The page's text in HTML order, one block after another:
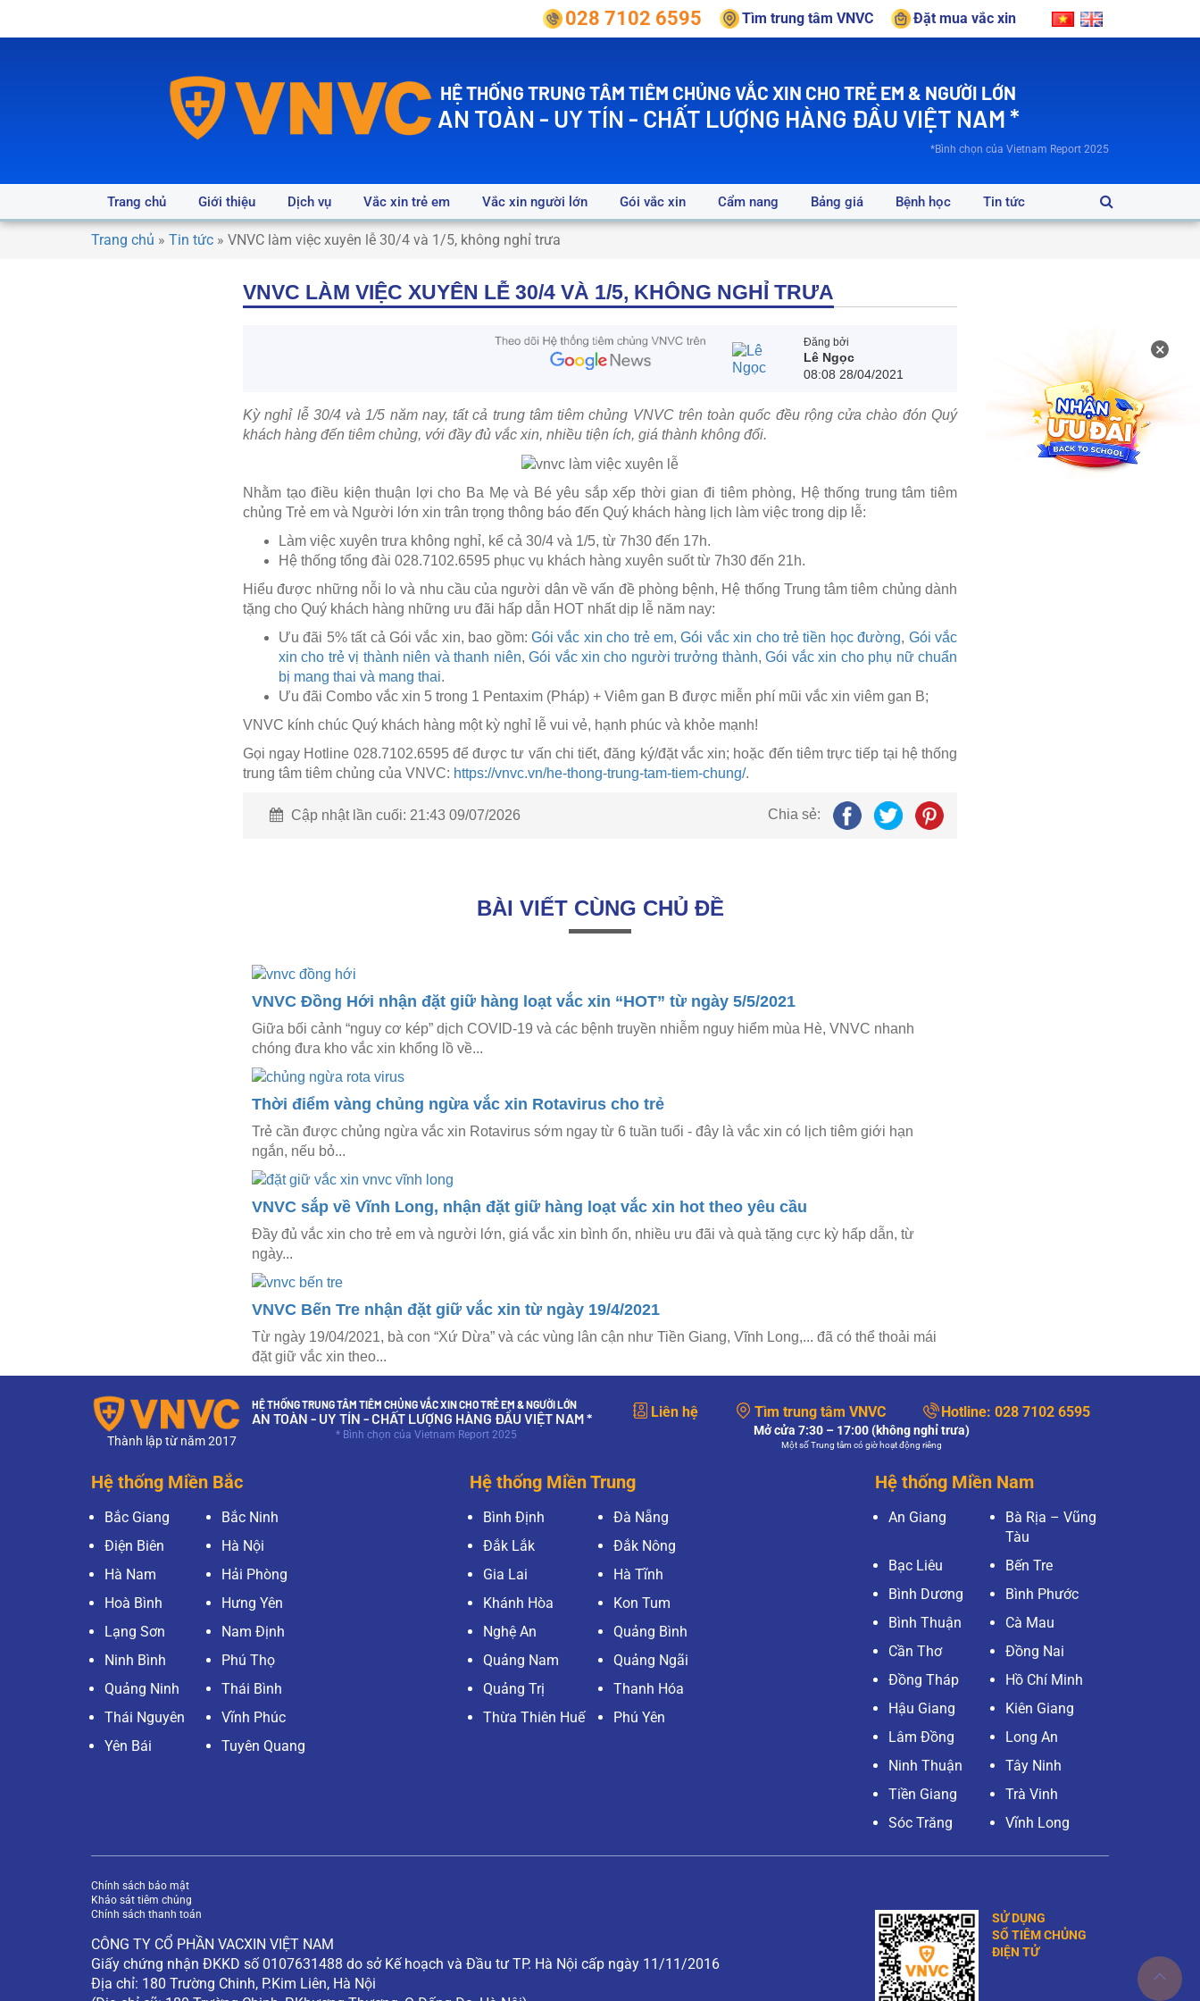
028 7102 6595 Tìm trung tâm VNVC Đặt mua vắc xin
HỆ THỐNG TRUNG TÂM TIÊM CHỦNG VẮC XIN CHO TRẺ EM & NGƯỜI LỚN
AN TOÀN - UY TÍN - CHẤT LƯỢNG HÀNG ĐẦU VIỆT NAM *
*Bình chọn của Vietnam Report 2025
Trang chủ Giới thiệu Dịch vụ Vắc xin trẻ em Vắc xin người lớn Gói vắc xin Cẩm nang Bảng giá Bệnh học Tin tức
Trang chủ » Tin tức » VNVC làm việc xuyên lễ 30/4 và 1/5, không nghỉ trưa
VNVC LÀM VIỆC XUYÊN LỄ 30/4 VÀ 1/5, KHÔNG NGHỈ TRƯA
Đăng bởi
Lê Ngọc
08:08 28/04/2021
Kỳ nghỉ lễ 30/4 và 1/5 năm nay, tất cả trung tâm tiêm chủng VNVC trên toàn quốc đều rộng cửa chào đón Quý
khách hàng đến tiêm chủng, với đầy đủ vắc xin, nhiều tiện ích, giá thành không đổi.
Nhằm tạo điều kiện thuận lợi cho Ba Mẹ và Bé yêu sắp xếp thời gian đi tiêm phòng, Hệ thống trung tâm tiêm
chủng Trẻ em và Người lớn xin trân trọng thông báo đến Quý khách hàng lịch làm việc trong dịp lễ:
Làm việc xuyên trưa không nghỉ, kể cả 30/4 và 1/5, từ 7h30 đến 17h.
Hệ thống tổng đài 028.7102.6595 phục vụ khách hàng xuyên suốt từ 7h30 đến 21h.
Hiểu được những nỗi lo và nhu cầu của người dân về vấn đề phòng bệnh, Hệ thống Trung tâm tiêm chủng dành
tặng cho Quý khách hàng những ưu đãi hấp dẫn HOT nhất dịp lễ năm nay:
Ưu đãi 5% tất cả Gói vắc xin, bao gồm: Gói vắc xin cho trẻ em,Gói vắc xin cho trẻ tiền học đường, Gói vắc
xin cho trẻ vị thành niên và thanh niên,Gói vắc xin cho người trưởng thành,Gói vắc xin cho phụ nữ chuẩn
bị mang thai và mang thai.
Ưu đãi Combo vắc xin 5 trong 1 Pentaxim (Pháp) + Viêm gan B được miễn phí mũi vắc xin viêm gan B;
VNVC kính chúc Quý khách hàng một kỳ nghỉ lễ vui vẻ, hạnh phúc và khỏe mạnh!
Gọi ngay Hotline 028.7102.6595 để được tư vấn chi tiết, đăng ký/đặt vắc xin; hoặc đến tiêm trực tiếp tại hệ thống
trung tâm tiêm chủng của VNVC: https://vnvc.vn/he-thong-trung-tam-tiem-chung/.
Cập nhật lần cuối: 21:43 09/07/2026 Chia sẻ:
BÀI VIẾT CÙNG CHỦ ĐỀ
VNVC Đồng Hới nhận đặt giữ hàng loạt vắc xin “HOT” từ ngày 5/5/2021
Giữa bối cảnh “nguy cơ kép” dịch COVID-19 và các bệnh truyền nhiễm nguy hiểm mùa Hè, VNVC nhanh
chóng đưa kho vắc xin khổng lồ về...
Thời điểm vàng chủng ngừa vắc xin Rotavirus cho trẻ
Trẻ cần được chủng ngừa vắc xin Rotavirus sớm ngay từ 6 tuần tuổi - đây là vắc xin có lịch tiêm giới hạn
ngắn, nếu bỏ...
VNVC sắp về Vĩnh Long, nhận đặt giữ hàng loạt vắc xin hot theo yêu cầu
Đầy đủ vắc xin cho trẻ em và người lớn, giá vắc xin bình ổn, nhiều ưu đãi và quà tặng cực kỳ hấp dẫn, từ
ngày...
VNVC Bến Tre nhận đặt giữ vắc xin từ ngày 19/4/2021
Từ ngày 19/04/2021, bà con “Xứ Dừa” và các vùng lân cận như Tiền Giang, Vĩnh Long,... đã có thể thoải mái
đặt giữ vắc xin theo...
Thành lập từ năm 2017
HỆ THỐNG TRUNG TÂM TIÊM CHỦNG VẮC XIN CHO TRẺ EM & NGƯỜI LỚN
AN TOÀN - UY TÍN - CHẤT LƯỢNG HÀNG ĐẦU VIỆT NAM *
* Bình chọn của Vietnam Report 2025
Liên hệ Tìm trung tâm VNVC Hotline: 028 7102 6595
Mở cửa 7:30 – 17:00 (không nghỉ trưa)
Một số Trung tâm có giờ hoạt động riêng
Hệ thống Miền Bắc
Bắc Giang
Bắc Ninh
Điện Biên
Hà Nội
Hà Nam
Hải Phòng
Hoà Bình
Hưng Yên
Lạng Sơn
Nam Định
Ninh Bình
Phú Thọ
Quảng Ninh
Thái Bình
Thái Nguyên
Vĩnh Phúc
Yên Bái
Tuyên Quang
Hệ thống Miền Trung
Bình Định
Đà Nẵng
Đắk Lắk
Đắk Nông
Gia Lai
Hà Tĩnh
Khánh Hòa
Kon Tum
Nghệ An
Quảng Bình
Quảng Nam
Quảng Ngãi
Quảng Trị
Thanh Hóa
Thừa Thiên Huế
Phú Yên
Hệ thống Miền Nam
An Giang
Bà Rịa – Vũng
Tàu
Bạc Liêu
Bến Tre
Bình Dương
Bình Phước
Bình Thuận
Cà Mau
Cần Thơ
Đồng Nai
Đồng Tháp
Hồ Chí Minh
Hậu Giang
Kiên Giang
Lâm Đồng
Long An
Ninh Thuận
Tây Ninh
Tiền Giang
Trà Vinh
Sóc Trăng
Vĩnh Long
Chính sách bảo mật
Khảo sát tiêm chủng
Chính sách thanh toán
CÔNG TY CỔ PHẦN VACXIN VIỆT NAM
Giấy chứng nhận ĐKKD số 0107631488 do sở Kế hoạch và Đầu tư TP. Hà Nội cấp ngày 11/11/2016
Địa chỉ: 180 Trường Chinh, P.Kim Liên, Hà Nội
SỬ DỤNG
SỔ TIÊM CHỦNG
ĐIỆN TỬ
×